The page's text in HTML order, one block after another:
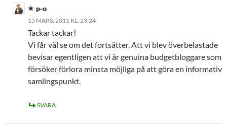
p-o
15 MARS, 2011 KL. 23:24
Tackar tackar!
Vi får väl se om det fortsätter. Att vi blev överbelastade
bevisar egentligen att vi är genuina budgetbloggare som
försöker förlora minsta möjliga på att göra en informativ
samlingspunkt.
SVARA